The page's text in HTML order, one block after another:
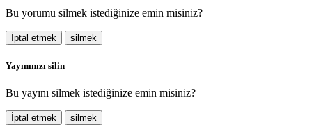
Bu yorumu silmek istediğinize emin misiniz?
İptal etmek silmek
Yayınınızı silin
Bu yayını silmek istediğinize emin misiniz?
İptal etmek silmek